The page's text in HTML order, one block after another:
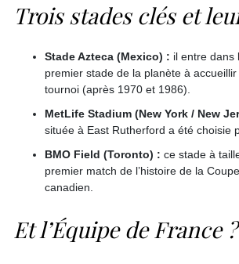
Trois stades clés et
Stade Azteca (Mexico) : il entre dans
premier stade de la planète à
tournoi (après 1970 et 1986).
MetLife Stadium (New York / New
située à East Rutherford a été choisie
BMO Field (Toronto) : ce stade à
premier match de l’histoire de la
canadien.
Et l’Équipe de France ?
…
NextGen,
une
Des